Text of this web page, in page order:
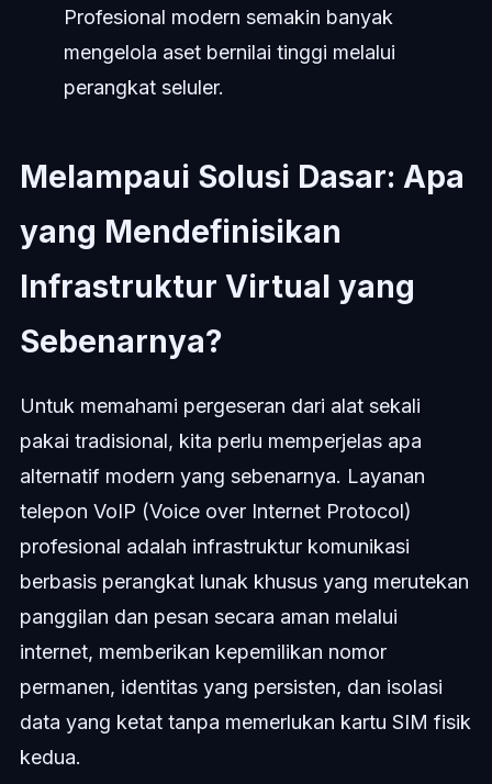
Profesional modern semakin banyak
mengelola aset bernilai tinggi melalui
perangkat seluler.
Melampaui Solusi Dasar: Apa
yang Mendefinisikan
Infrastruktur Virtual yang
Sebenarnya?
Untuk memahami pergeseran dari alat sekali
pakai tradisional, kita perlu memperjelas apa
alternatif modern yang sebenarnya. Layanan
telepon VoIP (Voice over Internet Protocol)
profesional adalah infrastruktur komunikasi
berbasis perangkat lunak khusus yang merutekan
panggilan dan pesan secara aman melalui
internet, memberikan kepemilikan nomor
permanen, identitas yang persisten, dan isolasi
data yang ketat tanpa memerlukan kartu SIM fisik
kedua.